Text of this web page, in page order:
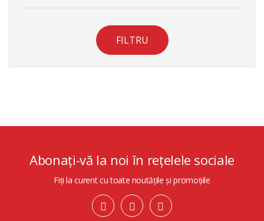
FILTRU
Abonați-vă la noi în rețelele sociale
Fiți la curent cu toate noutățile și promoțiile